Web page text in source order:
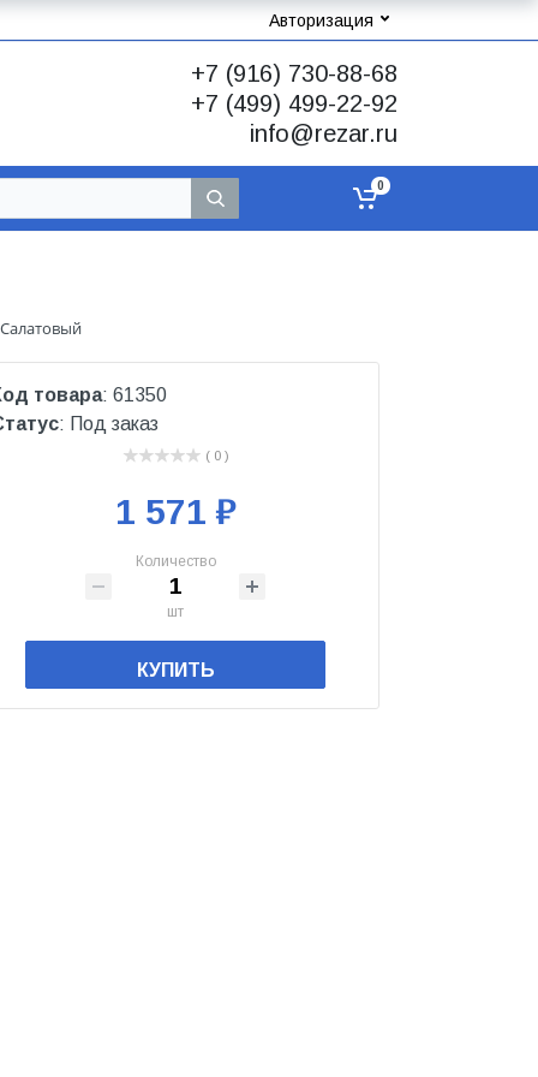
Авторизация
+7 (916) 730-88-68
+7 (499) 499-22-92
info@rezar.ru
0
товара: 61350
: Под заказ
( 0 )
1 571 ₽
Количество
шт
КУПИТЬ